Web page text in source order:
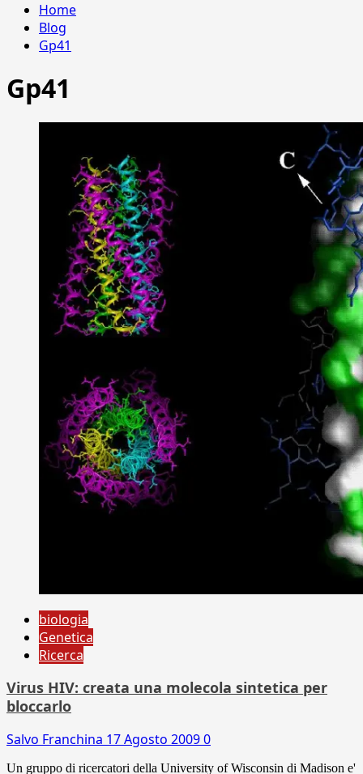
Home
Blog
Gp41
Gp41
biologia
Genetica
Ricerca
Virus HIV: creata una molecola sintetica per
bloccarlo
Salvo Franchina 17 Agosto 20090
Un gruppo di ricercatori della University of Wisconsin di Madison e'